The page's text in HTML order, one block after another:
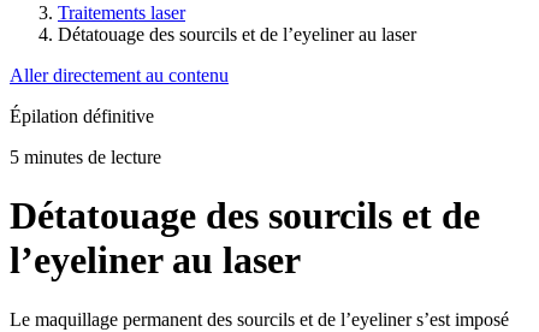
Traitements laser
Détatouage des sourcils et de l’eyeliner au laser
Aller directement au contenu
Épilation définitive
5 minutes de lecture
Détatouage des sourcils et de
l’eyeliner au laser
Le maquillage permanent des sourcils et de l’eyeliner s’est imposé